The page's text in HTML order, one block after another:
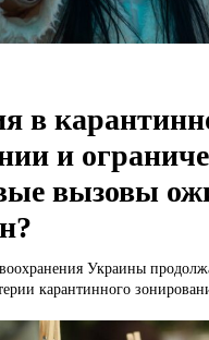
в
и
вызовы
Украины
карантинного